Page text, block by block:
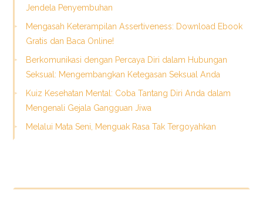
Jendela Penyembuhan
Mengasah Keterampilan Assertiveness: Download Ebook
Gratis dan Baca Online!
Berkomunikasi dengan Percaya Diri dalam Hubungan
Seksual: Mengembangkan Ketegasan Seksual Anda
Kuiz Kesehatan Mental: Coba Tantang Diri Anda dalam
Mengenali Gejala Gangguan Jiwa
Melalui Mata Seni, Menguak Rasa Tak Tergoyahkan